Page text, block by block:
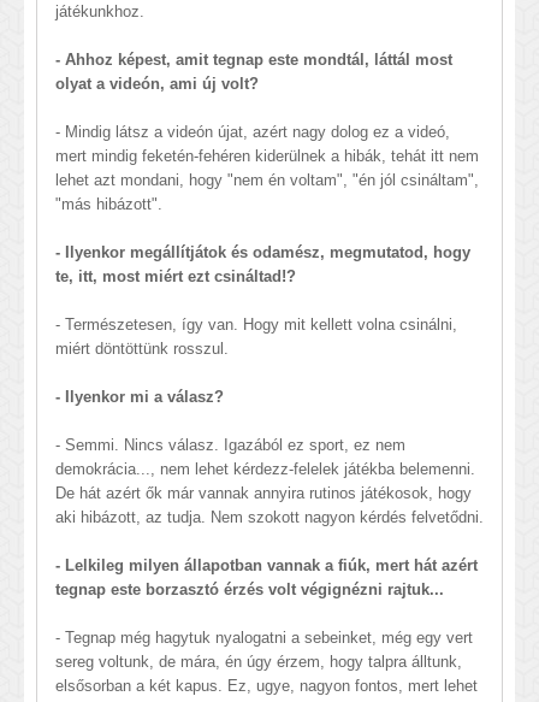
játékunkhoz.
- Ahhoz képest, amit tegnap este mondtál, láttál most
olyat a videón, ami új volt?
- Mindig látsz a videón újat, azért nagy dolog ez a videó,
mert mindig feketén-fehéren kiderülnek a hibák, tehát itt nem
lehet azt mondani, hogy "nem én voltam", "én jól csináltam",
"más hibázott".
- Ilyenkor megállítjátok és odamész, megmutatod, hogy
te, itt, most miért ezt csináltad!?
- Természetesen, így van. Hogy mit kellett volna csinálni,
miért döntöttünk rosszul.
- Ilyenkor mi a válasz?
- Semmi. Nincs válasz. Igazából ez sport, ez nem
demokrácia..., nem lehet kérdezz-felelek játékba belemenni.
De hát azért ők már vannak annyira rutinos játékosok, hogy
aki hibázott, az tudja. Nem szokott nagyon kérdés felvetődni.
- Lelkileg milyen állapotban vannak a fiúk, mert hát azért
tegnap este borzasztó érzés volt végignézni rajtuk...
- Tegnap még hagytuk nyalogatni a sebeinket, még egy vert
sereg voltunk, de mára, én úgy érzem, hogy talpra álltunk,
elsősorban a két kapus. Ez, ugye, nagyon fontos, mert lehet